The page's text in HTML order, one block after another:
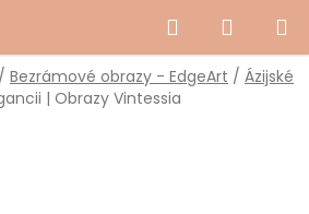
Hľadať
KOŠÍK
/ Bezrámové obrazy - EdgeArt / Ázijské
| Obrazy Vintessia